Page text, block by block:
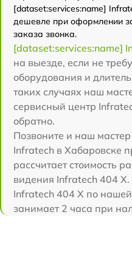
[dataset:services:name]
дешевле при оформлении
заказа звонка.
[dataset:services:name]
на выезде, если не
оборудования и
таких случаях наш
сервисный центр
обратно.
Позвоните и наш
Infratech в Хабаровске
рассчитает стоимость
видения Infratech 404
Infratech 404 Х по нашей
занимает 2 часа при